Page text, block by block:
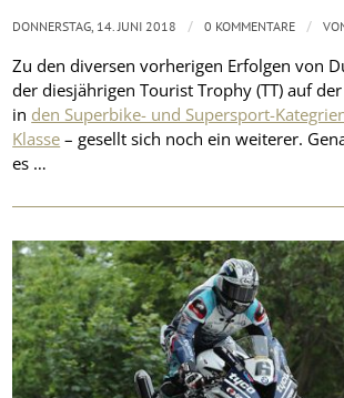
Zu den diversen vorherigen Erfolgen von
der diesjährigen Tourist Trophy (TT) auf
in den Superbike- und Supersport-
Klasse – gesellt sich noch ein weiterer.
es …
DONNERSTAG, 14. JUNI 2018 / 0 KOMMENTARE /